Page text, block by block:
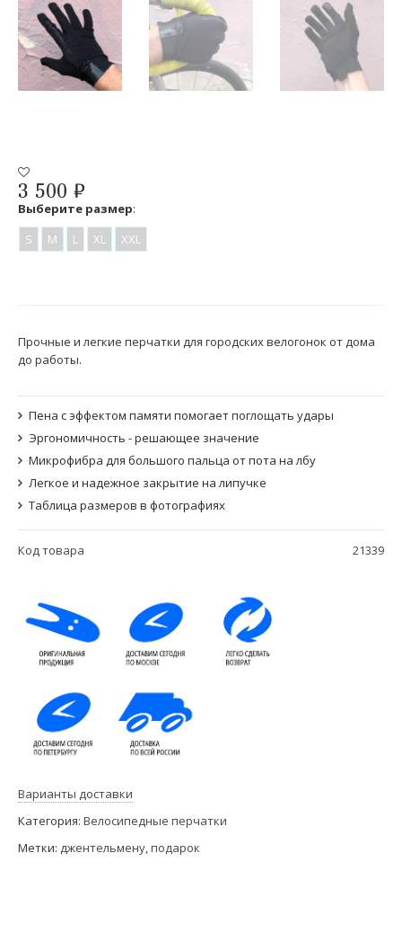
3 500 ₽
Выберите размер:
S
M L XL XXL
Прочные и легкие перчатки для городских велогонок от дома
до работы.
Пена с эффектом памяти помогает поглощать удары
Эргономичность - решающее значение
Микрофибра для большого пальца от пота на лбу
Легкое и надежное закрытие на липучке
Таблица размеров в фотографиях
Код товара 21339
Варианты доставки
Категория: Велосипедные перчатки
Метки: джентельмену,подарок